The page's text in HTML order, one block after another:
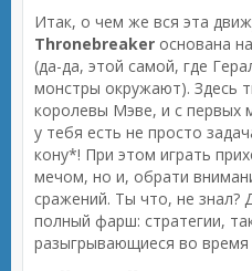
Итак, о чем же вся эта
Thronebreaker основана
(да-да, этой самой, где
монстры окружают). Здесь
королевы Мэве, и с первых
у тебя есть не просто
кону*! При этом играть
мечом, но и, обрати
сражений. Ты что, не знал?
полный фарш: стратегии,
разыгрывающиеся во время